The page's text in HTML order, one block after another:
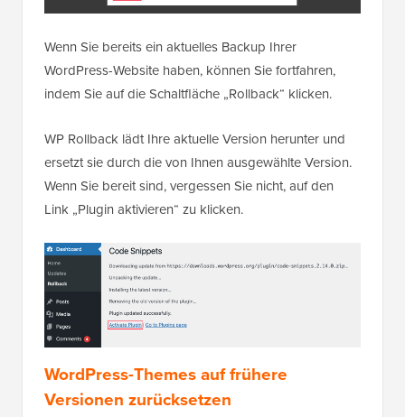
Wenn Sie bereits ein aktuelles Backup Ihrer
WordPress-Website haben, können Sie fortfahren,
indem Sie auf die Schaltfläche „Rollback“ klicken.
WP Rollback lädt Ihre aktuelle Version herunter und
ersetzt sie durch die von Ihnen ausgewählte Version.
Wenn Sie bereit sind, vergessen Sie nicht, auf den
Link „Plugin aktivieren“ zu klicken.
WordPress-Themes auf frühere
Versionen zurücksetzen